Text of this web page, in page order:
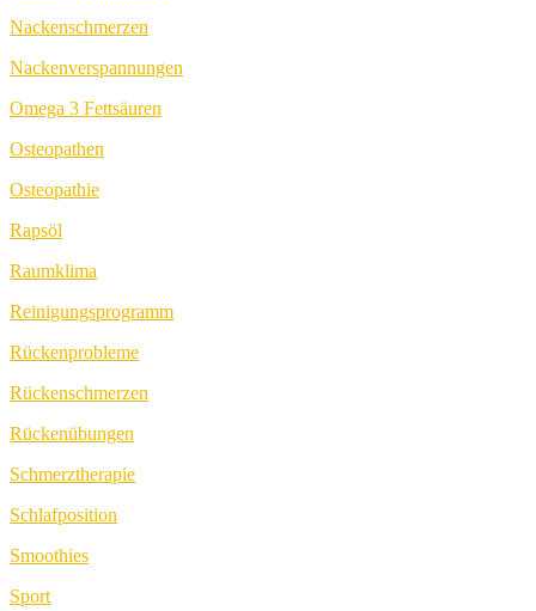
Nackenschmerzen
Nackenverspannungen
Omega 3 Fettsäuren
Osteopathen
Osteopathie
Rapsöl
Raumklima
Reinigungsprogramm
Rückenprobleme
Rückenschmerzen
Rückenübungen
Schmerztherapie
Schlafposition
Smoothies
Sport